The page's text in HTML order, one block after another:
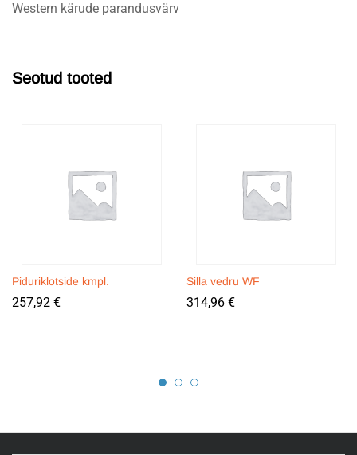
Western kärude parandusvärv
Seotud tooted
Piduriklotside kmpl.
257,92 €
Silla vedru WF
314,96 €